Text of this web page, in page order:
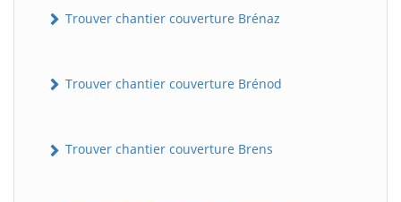
Trouver chantier couverture Brénaz
Trouver chantier couverture Brénod
Trouver chantier couverture Brens